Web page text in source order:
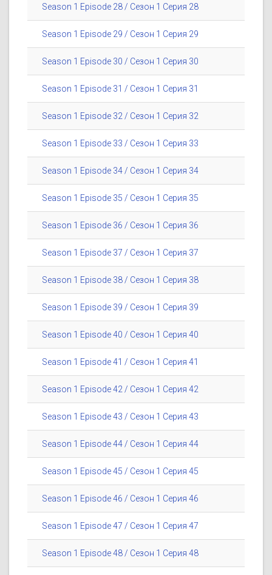
Season 1 Episode 28 / Сезон 1 Серия 28
Season 1 Episode 29 / Сезон 1 Серия 29
Season 1 Episode 30 / Сезон 1 Серия 30
Season 1 Episode 31 / Сезон 1 Серия 31
Season 1 Episode 32 / Сезон 1 Серия 32
Season 1 Episode 33 / Сезон 1 Серия 33
Season 1 Episode 34 / Сезон 1 Серия 34
Season 1 Episode 35 / Сезон 1 Серия 35
Season 1 Episode 36 / Сезон 1 Серия 36
Season 1 Episode 37 / Сезон 1 Серия 37
Season 1 Episode 38 / Сезон 1 Серия 38
Season 1 Episode 39 / Сезон 1 Серия 39
Season 1 Episode 40 / Сезон 1 Серия 40
Season 1 Episode 41 / Сезон 1 Серия 41
Season 1 Episode 42 / Сезон 1 Серия 42
Season 1 Episode 43 / Сезон 1 Серия 43
Season 1 Episode 44 / Сезон 1 Серия 44
Season 1 Episode 45 / Сезон 1 Серия 45
Season 1 Episode 46 / Сезон 1 Серия 46
Season 1 Episode 47 / Сезон 1 Серия 47
Season 1 Episode 48 / Сезон 1 Серия 48